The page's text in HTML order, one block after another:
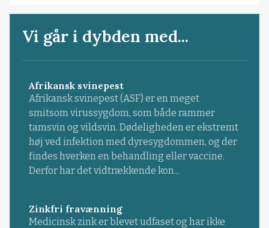
Vi går i dybden med...
Afrikansk svinepest
Afrikansk svinepest (ASF) er en meget
smitsom virussygdom, som både rammer
tamsvin og vildsvin. Dødeligheden er ekstremt
høj ved infektion med dyresygdommen, og der
findes hverken en behandling eller vaccine.
Derfor har det vidtrækkende kon...
Zinkfri fravænning
Medicinsk zink er blevet udfaset og har ikke